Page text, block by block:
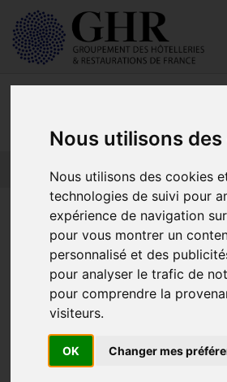
Nous utilisons
Nous utilisons des cookies
technologies de suivi pour
expérience de navigation
pour vous montrer un
personnalisé et des
pour analyser le trafic de
pour comprendre la
visiteurs.
OK Changer mes
Élection
le GHR lance une
enquête*
remonter les
terrain et
propositions du